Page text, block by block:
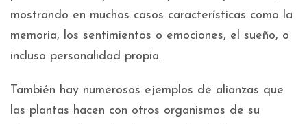
mostrando en muchos casos características como la
memoria, los sentimientos o emociones, el sueño, o
incluso personalidad propia.
También hay numerosos ejemplos de alianzas que
las plantas hacen con otros organismos de su